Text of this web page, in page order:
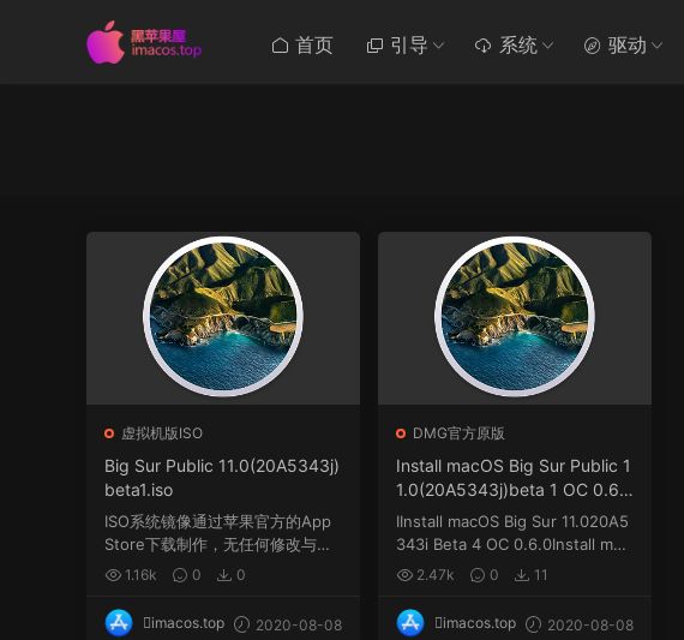
首页 引导 系统 驱动
虚拟机版ISO
Big Sur Public 11.0(20A5343j)
beta1.iso
ISO系统镜像通过苹果官方的App
Store下载制作，无任何修改与增
加，该系统镜像...
1.16k 0 0
imacos.top 2020-08-08
DMG官方原版
Install macOS Big Sur Public 1
1.0(20A5343j)beta 1 OC 0.6.
0引导官方原版镜像.dmg
IInstall macOS Big Sur 11.020A5
343i Beta 4 OC 0.6.0Install mac
O...2.47k 0 11
imacos.top 2020-08-08